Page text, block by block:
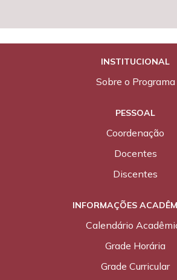
POSCARDIO nas mídias
INSTITUCIONAL
Sobre o Programa
PESSOAL
Coordenação
Docentes
Discentes
INFORMAÇÕES
Calendário
Grade Horária
Grade Curricular